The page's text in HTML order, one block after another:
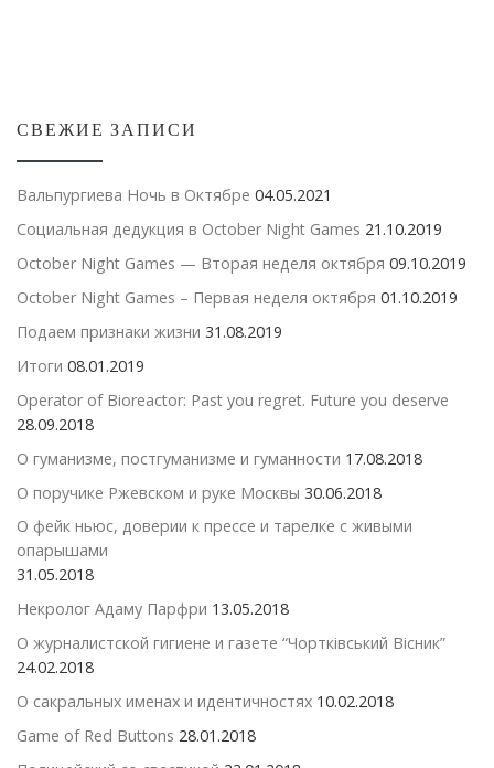
СВЕЖИЕ ЗАПИСИ
Вальпургиева Ночь в Октябре 04.05.2021
Социальная дедукция в October Night Games 21.10.2019
October Night Games — Вторая неделя октября 09.10.2019
October Night Games – Первая неделя октября 01.10.2019
Подаем признаки жизни 31.08.2019
Итоги 08.01.2019
Operator of Bioreactor: Past you regret. Future you deserve
28.09.2018
О гуманизме, постгуманизме и гуманности 17.08.2018
О поручике Ржевском и руке Москвы 30.06.2018
О фейк ньюс, доверии к прессе и тарелке с живыми
опарышами
31.05.2018
Некролог Адаму Парфри 13.05.2018
О журналистской гигиене и газете “Чортківський Вісник”
24.02.2018
О сакральных именах и идентичностях 10.02.2018
Game of Red Buttons 28.01.2018